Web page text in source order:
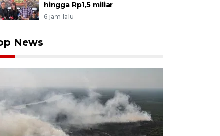
hingga Rp1,5 miliar
6 jam lalu
News